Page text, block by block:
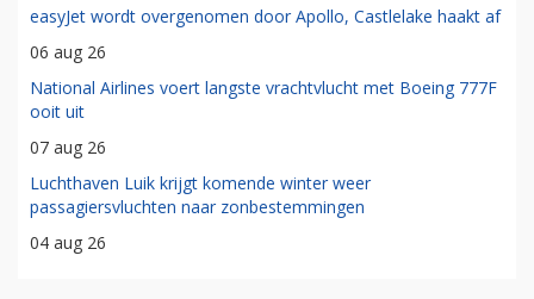
easyJet wordt overgenomen door Apollo, Castlelake haakt af
06 aug 26
National Airlines voert langste vrachtvlucht met Boeing 777F
ooit uit
07 aug 26
Luchthaven Luik krijgt komende winter weer
passagiersvluchten naar zonbestemmingen
04 aug 26